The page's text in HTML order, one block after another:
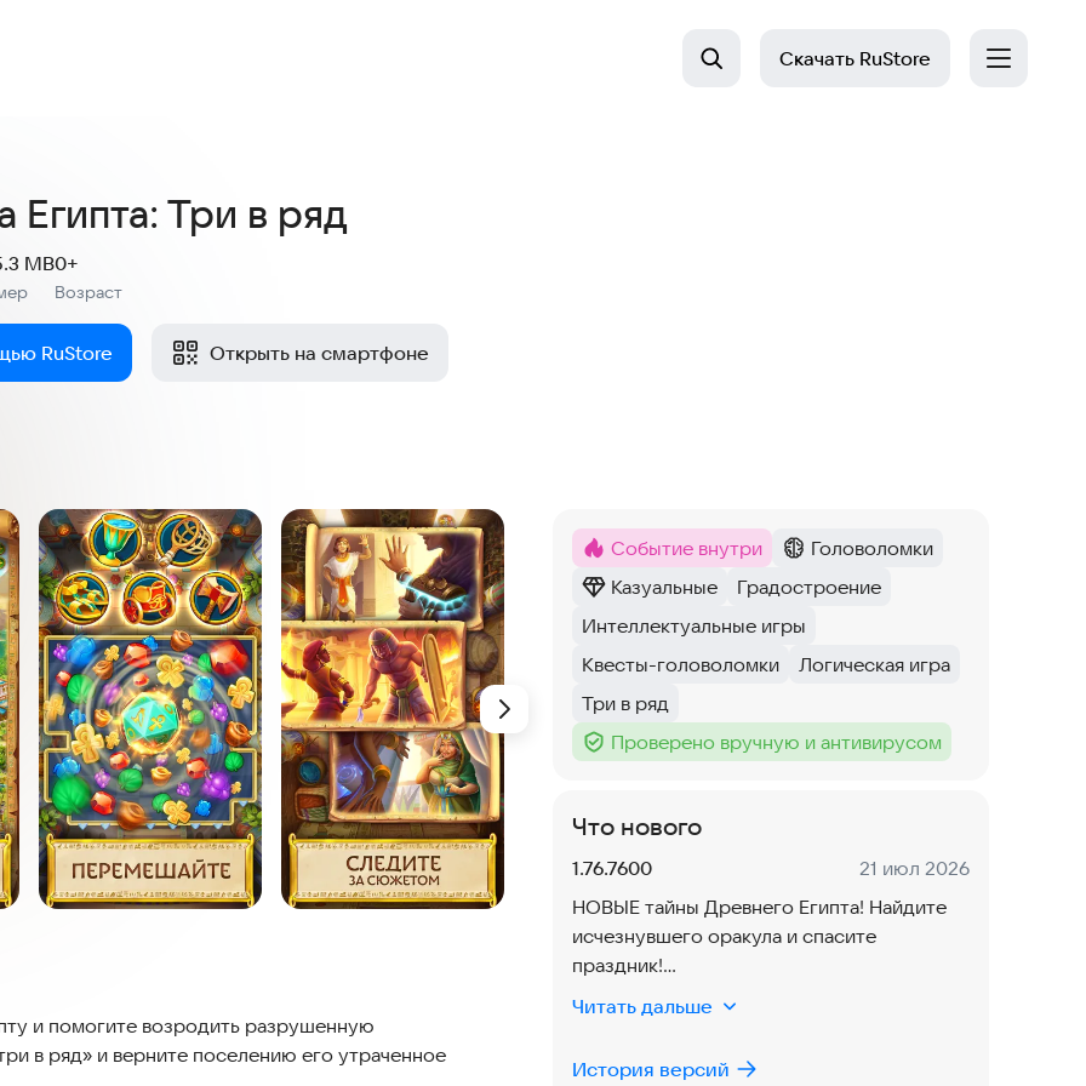
Скачать RuStore
Три в ряд
MB
Возраст
0+
RuStore Открыть на смартфоне
и помогите возродить разрушенную
в ряд» и верните поселению его утраченное
Метка:
Событие внутри
Категория:
Головоломки
Категория:
Казуальные
Тег:
Градостроение
Тег :
Интеллектуальные игры
Тег:
Квесты-головоломки
Тег:
Логическая игра
Тег:
Три в ряд
Тег :
Проверено вручную и антивирусом
Что нового
Версия:
1.76.7600 Дата:
21 июл 2026
НОВЫЕ тайны Древнего Египта! Найдите
исчезнувшего оракула и спасите
праздник!
ЛОКАЦИЯ «СВЯТИЛИЩЕ БАСТЕТ»
честь богини Бастет, но торжества
Читать дальше
История версий